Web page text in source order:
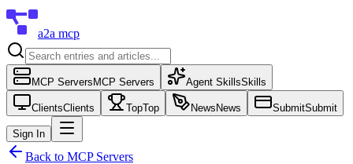
a2a mcp
MCP Servers MCP Servers Agent SkillsSkills
ClientsClients TopTop News News SubmitSubmit
Sign In
Back to MCP Servers